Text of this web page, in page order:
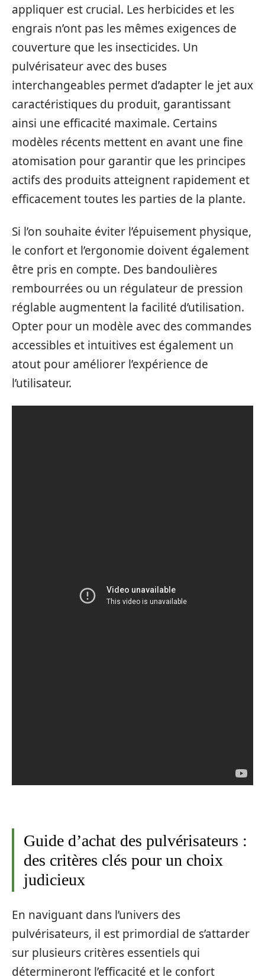
appliquer est crucial. Les herbicides et les
engrais n’ont pas les mêmes exigences de
couverture que les insecticides. Un
pulvérisateur avec des buses
interchangeables permet d’adapter le jet aux
caractéristiques du produit, garantissant
ainsi une efficacité maximale. Certains
modèles récents mettent en avant une fine
atomisation pour garantir que les principes
actifs des produits atteignent rapidement et
efficacement toutes les parties de la plante.
Si l’on souhaite éviter l’épuisement physique,
le confort et l’ergonomie doivent également
être pris en compte. Des bandoulières
rembourrées ou un régulateur de pression
réglable augmentent la facilité d’utilisation.
Opter pour un modèle avec des commandes
accessibles et intuitives est également un
atout pour améliorer l’expérience de
l’utilisateur.
Guide d’achat des pulvérisateurs :
des critères clés pour un choix
judicieux
En naviguant dans l’univers des
pulvérisateurs, il est primordial de s’attarder
sur plusieurs critères essentiels qui
détermineront l’efficacité et le confort